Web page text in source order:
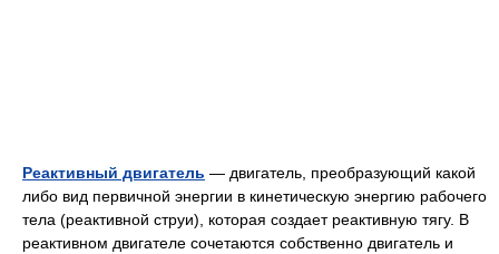
Реактивный двигатель — двигатель, преобразующий какой
либо вид первичной энергии в кинетическую энергию рабочего
тела (реактивной струи), которая создает реактивную тягу. В
реактивном двигателе сочетаются собственно двигатель и